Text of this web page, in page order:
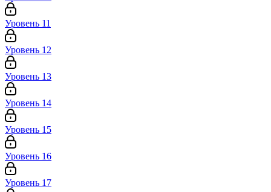
Уровень 11
Уровень 12
Уровень 13
Уровень 14
Уровень 15
Уровень 16
Уровень 17